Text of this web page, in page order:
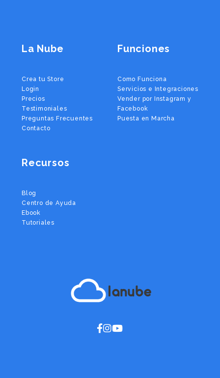
lanube
La Nube
Crea tu Store
Login
Precios
Testimoniales
Preguntas Frecuentes
Contacto
Funciones
Como Funciona
Servicios e Integraciones
Vender por Instagram y
Facebook
Puesta en Marcha
Recursos
Blog
Centro de Ayuda
Ebook
Tutoriales